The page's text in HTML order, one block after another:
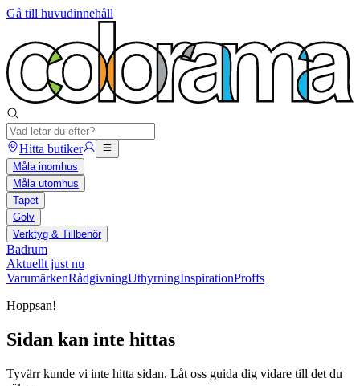
Gå till huvudinnehåll
Hitta butiker
Måla inomhus
Måla utomhus
Tapet
Golv
Verktyg & Tillbehör
Badrum
Aktuellt just nu
VarumärkenRådgivningUthyrningInspirationProffs
Hoppsan!
Sidan kan inte hittas
Tyvärr kunde vi inte hitta sidan. Låt oss guida dig vidare till det du